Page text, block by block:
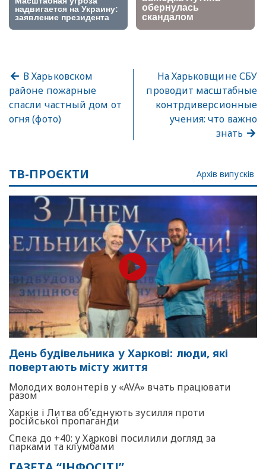
В Харьковском
районе пожарные
спасли частный дом от
огня (фото)
На Харьковщине СБУ
проводит масштабные
контрдиверсионные
учения: что важно
знать
ТВ-ПРОЄКТИ Архів випусків
День будівельника у Харкові: люди, які
повертають місту життя
Молодих волонтерів у «AVA» вчать працювати
разом
Харків і Литва об’єднують зусилля проти
російської пропаганди
Спека до +40: у Харкові посилили догляд за
парками та клумбами